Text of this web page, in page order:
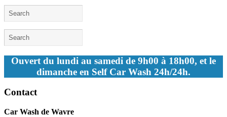
Ouvert du lundi au samedi de 9h00 à 18h00, et le
dimanche en Self Car Wash 24h/24h.
Contact
Car Wash de Wavre